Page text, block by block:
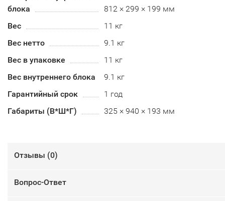
блока
812 × 299 × 199 мм
Вес
11 кг
Вес нетто
9.1 кг
Вес в упаковке
11 кг
Вес внутреннего блока
9.1 кг
Гарантийный срок
1 год
Габариты (В*Ш*Г)
325 × 940 × 193 мм
Отзывы (0)
Вопрос-Ответ